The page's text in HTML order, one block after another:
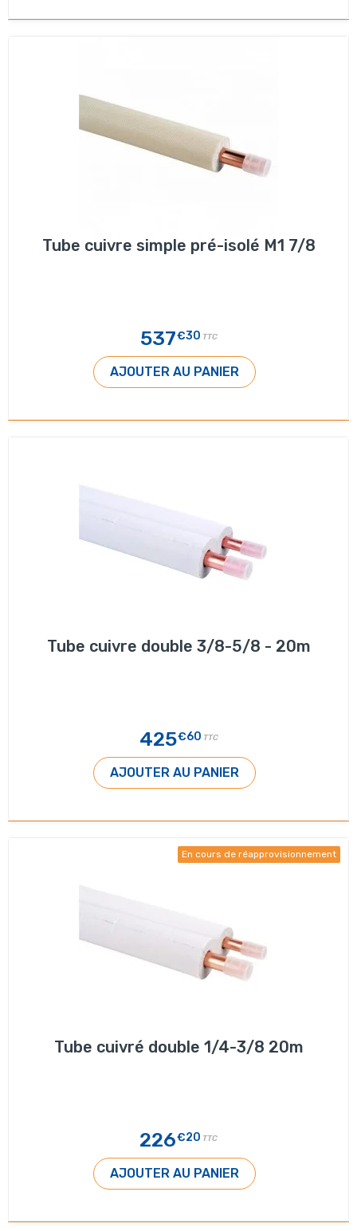
Tube cuivre simple pré-isolé M1 7/8
537€30 TTC
AJOUTER AU PANIER
Tube cuivre double 3/8-5/8 - 20m
425€60 TTC
AJOUTER AU PANIER
En cours de réapprovisionnement
Tube cuivré double 1/4-3/8 20m
226€20 TTC
AJOUTER AU PANIER